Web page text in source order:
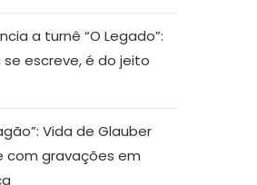
a turnê “O Legado”:
se escreve, é do jeito
Vida de Glauber
com gravações em